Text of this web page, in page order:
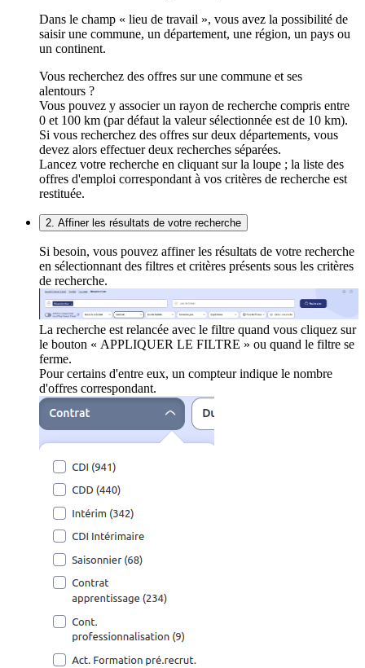
Dans le champ « lieu de travail », vous avez la possibilité de
saisir une commune, un département, une région, un pays ou
un continent.
Vous recherchez des offres sur une commune et ses
alentours ?
Vous pouvez y associer un rayon de recherche compris entre
0 et 100 km (par défaut la valeur sélectionnée est de 10 km).
Si vous recherchez des offres sur deux départements, vous
devez alors effectuer deux recherches séparées.
Lancez votre recherche en cliquant sur la loupe ; la liste des
offres d'emploi correspondant à vos critères de recherche est
restituée.
2. Affiner les résultats de votre recherche
Si besoin, vous pouvez affiner les résultats de votre recherche
en sélectionnant des filtres et critères présents sous les critères
de recherche.
La recherche est relancée avec le filtre quand vous cliquez sur
le bouton « APPLIQUER LE FILTRE » ou quand le filtre se
ferme.
Pour certains d'entre eux, un compteur indique le nombre
d'offres correspondant.